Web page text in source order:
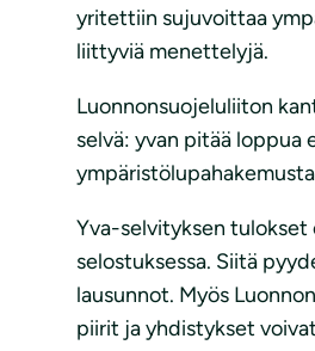
yritettiin sujuvoittaa
liittyviä menettelyjä.
Luonnonsuojeluliiton
selvä: yvan pitää loppua
Yva-selvityksen tulokset
selostuksessa. Siitä
lausunnot. Myös
piirit ja yhdistykset